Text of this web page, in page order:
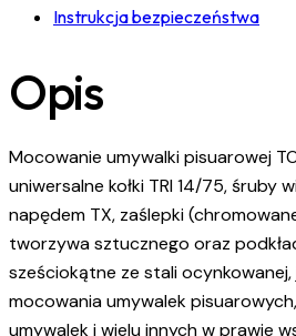
Instrukcja bezpieczeństwa
Opis
Mocowanie umywalki pisuarowej
uniwersalne kołki TRI 14/75, śruby
napędem TX, zaślepki
tworzywa sztucznego oraz
sześciokątne ze stali
mocowania umywalek
umywalek i wielu innych w prawie